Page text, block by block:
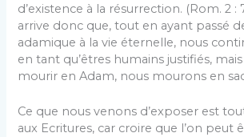
d’existence à la résurrection. (Rom. 2 :
arrive donc que, tout en ayant passé
adamique à la vie éternelle, nous
en tant qu’êtres humains justifiés,
mourir en Adam, nous mourons en
Ce que nous venons d’exposer est
aux Ecritures, car croire que l’on peut